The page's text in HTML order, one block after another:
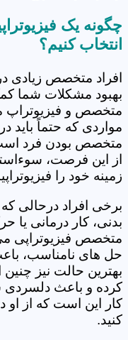
چگونه یک
انتخاب کنیم؟
افراد متخصص زیادی
بهبود مشکلات شما
متخصص و فیزیوتراپ
مواردی که حتماً باید
متخصص بودن فرد است.
از این فرصت،
زمینه خود را
برخی افراد درحالی
بدنی، کار درمانی یا
متخصص فیزیوتراپی
حل های نامناسب،
بهترین حالت نیز
کرده و باعث دلسردی
کار این است که از
کنید.